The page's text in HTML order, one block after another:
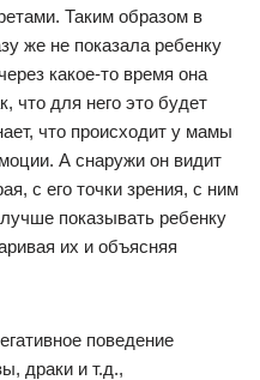
Таким образом в
же не показала ребенку
какое-то время она
что для него это будет
что происходит у мамы
А снаружи он видит
с его точки зрения, с ним
показывать ребенку
их и объясняя
поведение
драки и т.д.,